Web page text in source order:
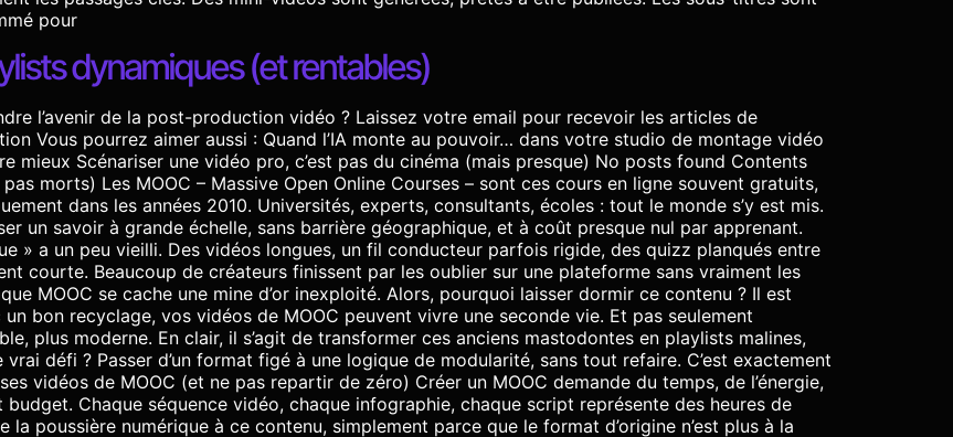
pour
dynamiques (et rentables)
l’avenir de la post-production vidéo ? Laissez votre email pour recevoir les articles de
Vous pourrez aimer aussi : Quand l’IA monte au pouvoir… dans votre studio de montage vidéo
mieux Scénariser une vidéo pro, c’est pas du cinéma (mais presque) No posts found Contents
morts) Les MOOC – Massive Open Online Courses – sont ces cours en ligne souvent gratuits,
dans les années 2010. Universités, experts, consultants, écoles : tout le monde s’y est mis.
un savoir à grande échelle, sans barrière géographique, et à coût presque nul par apprenant.
» a un peu vieilli. Des vidéos longues, un fil conducteur parfois rigide, des quizz planqués entre
courte. Beaucoup de créateurs finissent par les oublier sur une plateforme sans vraiment les
MOOC se cache une mine d’or inexploité. Alors, pourquoi laisser dormir ce contenu ? Il est
bon recyclage, vos vidéos de MOOC peuvent vivre une seconde vie. Et pas seulement
plus moderne. En clair, il s’agit de transformer ces anciens mastodontes en playlists malines,
défi ? Passer d’un format figé à une logique de modularité, sans tout refaire. C’est exactement
vidéos de MOOC (et ne pas repartir de zéro) Créer un MOOC demande du temps, de l’énergie,
Chaque séquence vidéo, chaque infographie, chaque script représente des heures de
poussière numérique à ce contenu, simplement parce que le format d’origine n’est plus à la